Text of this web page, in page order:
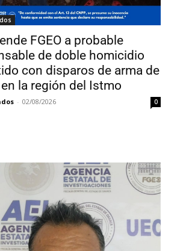
FGEO a probable
de doble homicidio
con disparos de arma de
la región del Istmo
- 02/08/2026 0